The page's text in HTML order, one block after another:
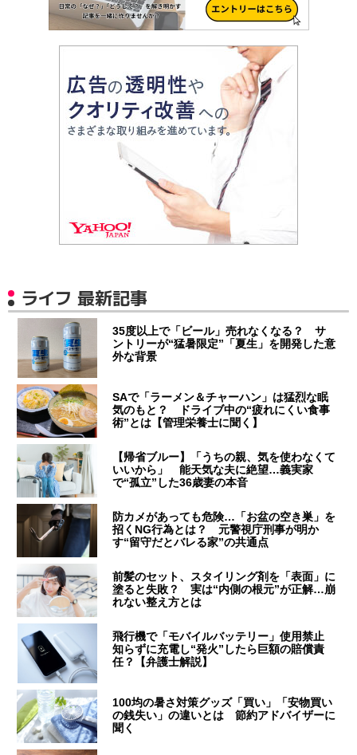
ライフ 最新記事
35度以上で「ビール」売れなくなる？ サ
ントリーが“猛暑限定”「夏生」を開発した意
外な背景
SAで「ラーメン＆チャーハン」は猛烈な眠
気のもと？ ドライブ中の“疲れにくい食事
術”とは【管理栄養士に聞く】
【帰省ブルー】「うちの親、気を使わなくて
いいから」 能天気な夫に絶望…義実家
で“孤立”した36歳妻の本音
防カメがあっても危険…「お盆の空き巣」を
招くNG行為とは？ 元警視庁刑事が明か
す“留守だとバレる家”の共通点
前髪のセット、スタイリング剤を「表面」に
塗ると失敗？ 実は“内側の根元”が正解…崩
れない整え方とは
飛行機で「モバイルバッテリー」使用禁止
知らずに充電し“発火”したら巨額の賠償責
任？【弁護士解説】
100均の暑さ対策グッズ「買い」「安物買い
の銭失い」の違いとは 節約アドバイザーに
聞く